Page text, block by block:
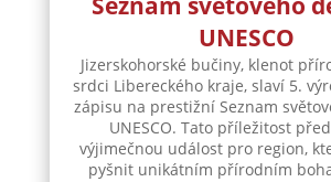
UNESCO
Jizerskohorské bučiny, klenot
srdci Libereckého kraje, slaví 5.
zápisu na prestižní Seznam
UNESCO. Tato příležitost
výjimečnou událost pro region,
pyšnit unikátním přírodním